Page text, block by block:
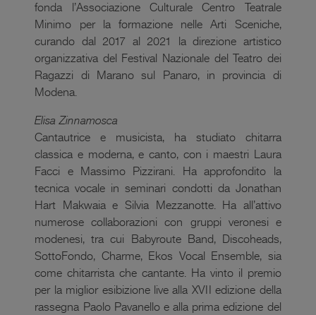
fonda l’Associazione Culturale Centro Teatrale
Minimo per la formazione nelle Arti Sceniche,
curando dal 2017 al 2021 la direzione artistico
organizzativa del Festival Nazionale del Teatro dei
Ragazzi di Marano sul Panaro, in provincia di
Modena.
Elisa Zinnamosca
Cantautrice e musicista, ha studiato chitarra
classica e moderna, e canto, con i maestri Laura
Facci e Massimo Pizzirani. Ha approfondito la
tecnica vocale in seminari condotti da Jonathan
Hart Makwaia e Silvia Mezzanotte. Ha all’attivo
numerose collaborazioni con gruppi veronesi e
modenesi, tra cui Babyroute Band, Discoheads,
SottoFondo, Charme, Ekos Vocal Ensemble, sia
come chitarrista che cantante. Ha vinto il premio
per la miglior esibizione live alla XVII edizione della
rassegna Paolo Pavanello e alla prima edizione del